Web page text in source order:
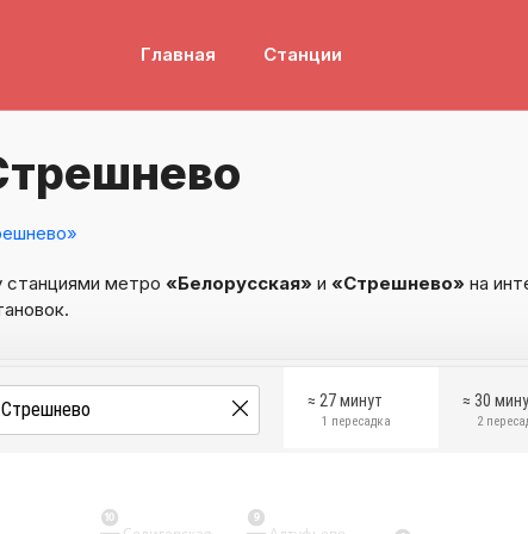
Главная Станции
метро «Белорусская» и «Стрешнево» на
≈ 27 минут
1 пересадка
≈ 30
2
9
10